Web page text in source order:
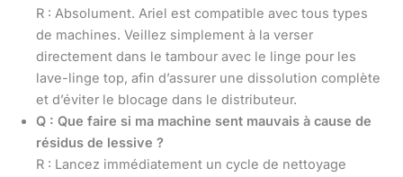
R : Absolument. Ariel est compatible avec tous types
de machines. Veillez simplement à la verser
directement dans le tambour avec le linge pour les
lave-linge top, afin d’assurer une dissolution complète
et d’éviter le blocage dans le distributeur.
Q : Que faire si ma machine sent mauvais à cause de
résidus de lessive ?
R : Lancez immédiatement un cycle de nettoyage